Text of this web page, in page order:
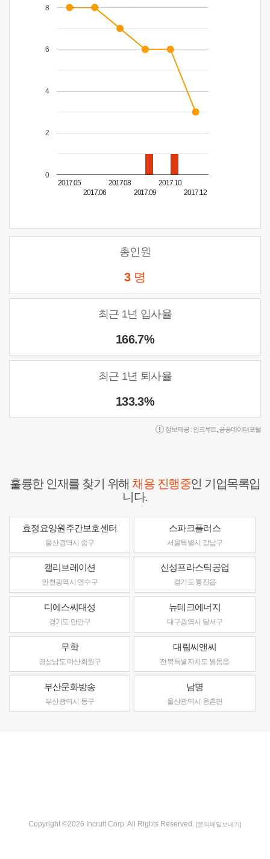
2017.05
2017.06
2017.08
2017.09
2017.10
2017.12
0
2
4
6
8
총인원
3 명
최근 1년 입사율
166.7%
최근 1년 퇴사율
133.3%
정보제공 : 인크루트 공공데이터포털
훌륭한 인재를 찾기 위해채용 진행중인 기업목록입
니다.
효정요양원주간보호센터
울산광역시 중구
스파크플러스
서울특별시 강남구
캘리브레이션
인천광역시 연수구
신성프라스틱공업
경기도 통진읍
디에스씨대성
경기도 만안구
뉴테크에너지
대구광역시 달서구
무학
경상남도 마산회원구
대림씨앤씨
전북특별자치도 봉동읍
부산문화방송
부산광역시 동구
남명
울산광역시 웅촌면
Copyright ©2026 Incruit Corp. All Rights Reserved. [문의메일보내기]